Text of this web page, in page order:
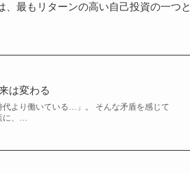
、最もリターンの高い自己投資の一つ
は変わる
より働いている…」。 そんな矛盾を感じて
に、…